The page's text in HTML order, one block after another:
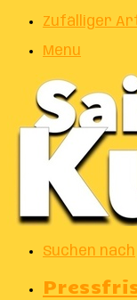
Zufälliger
Menu
Suchen nach